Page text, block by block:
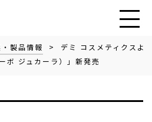
製品情報
> デミ コスメティクスよ
ジュカーラ）」新発売